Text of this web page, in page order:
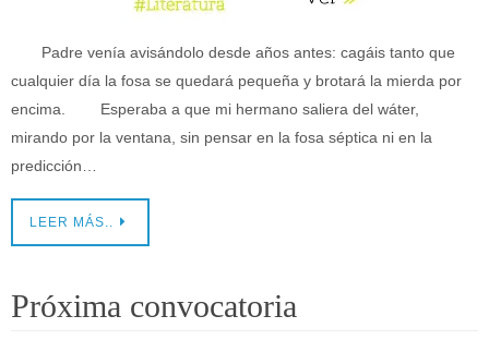
Padre venía avisándolo desde años antes: cagáis tanto que
cualquier día la fosa se quedará pequeña y brotará la mierda por
encima. Esperaba a que mi hermano saliera del wáter,
mirando por la ventana, sin pensar en la fosa séptica ni en la
predicción…
LEER MÁS..
Próxima convocatoria